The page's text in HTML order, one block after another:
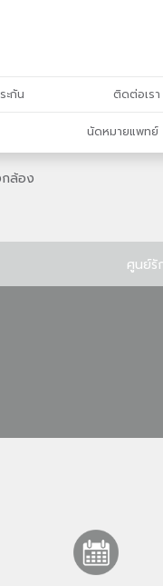
ะกัน ติดต่อเรา
นัดหมายแพทย์
กล้อง
ศูนย์รั